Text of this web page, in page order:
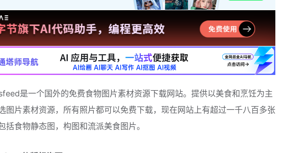
是一个国外的免费食物图片素材资源下载网站。提供以美食和烹饪为主
图片素材资源，所有照片都可以免费下载，现在网站上有超过一千八百多张
括食物静态图，构图和流派美食图片。